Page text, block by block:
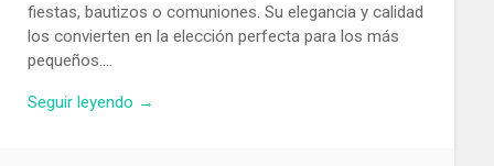
fiestas, bautizos o comuniones. Su elegancia y calidad
los convierten en la elección perfecta para los más
pequeños….
Seguir leyendo →